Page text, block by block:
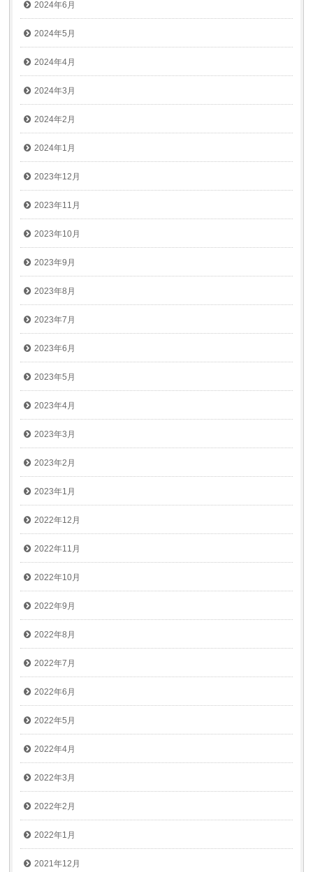
2024年6月
2024年5月
2024年4月
2024年3月
2024年2月
2024年1月
2023年12月
2023年11月
2023年10月
2023年9月
2023年8月
2023年7月
2023年6月
2023年5月
2023年4月
2023年3月
2023年2月
2023年1月
2022年12月
2022年11月
2022年10月
2022年9月
2022年8月
2022年7月
2022年6月
2022年5月
2022年4月
2022年3月
2022年2月
2022年1月
2021年12月